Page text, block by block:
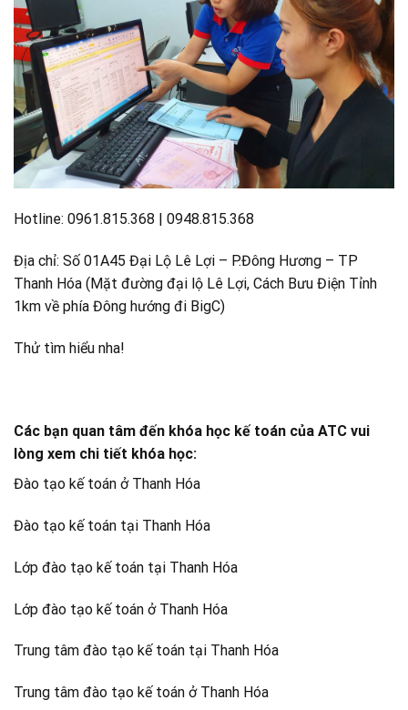
Hotline: 0961.815.368 | 0948.815.368
Địa chỉ: Số 01A45 Đại Lộ Lê Lợi – P.Đông Hương – TP
Thanh Hóa (Mặt đường đại lộ Lê Lợi, Cách Bưu Điện Tỉnh
1km về phía Đông hướng đi BigC)
Thử tìm hiểu nha!
Các bạn quan tâm đến khóa học kế toán của ATC vui
lòng xem chi tiết khóa học:
Đào tạo kế toán ở Thanh Hóa
Đào tạo kế toán tại Thanh Hóa
Lớp đào tạo kế toán tại Thanh Hóa
Lớp đào tạo kế toán ở Thanh Hóa
Trung tâm đào tạo kế toán tại Thanh Hóa
Trung tâm đào tạo kế toán ở Thanh Hóa